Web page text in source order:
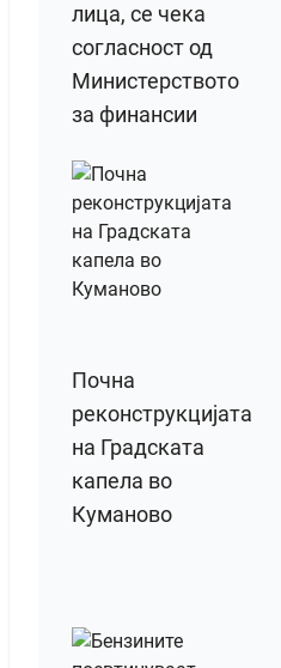
лица, се чека
согласност од
Министерството
за финансии
Почна
реконструкцијата
на Градската
капела во
Куманово